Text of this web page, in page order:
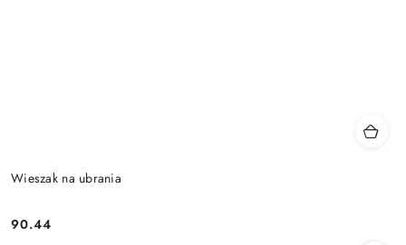
Wieszak na ubrania
Cena:
90.44